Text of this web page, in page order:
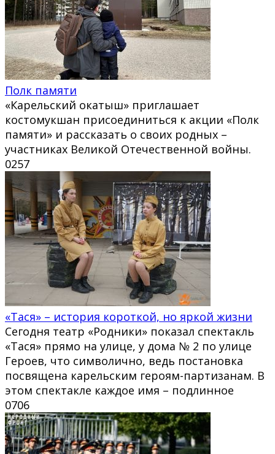
Полк памяти
«Карельский окатыш» приглашает
костомукшан присоединиться к акции «Полк
памяти» и рассказать о своих родных –
участниках Великой Отечественной войны.
0257
«Тася» – история короткой, но яркой жизни
Сегодня театр «Родники» показал спектакль
«Тася» прямо на улице, у дома № 2 по улице
Героев, что символично, ведь постановка
посвящена карельским героям-партизанам. В
этом спектакле каждое имя – подлинное
0706